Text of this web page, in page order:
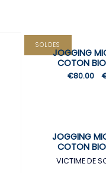
SOLDES
JOGGING
COTON
€80.00
JOGGING
COTON
VICTIME DE